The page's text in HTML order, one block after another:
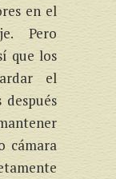
en el
Pero
que los
el
cámara